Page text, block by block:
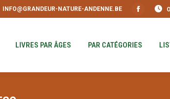
INFO@GRANDEUR-NATURE-ANDENNE.BE
Facebook
opens
LIVRES PAR ÂGES PAR CATÉGORIES
ÂGES LIVRES PAR ÂGES PAR CATÉGORIES